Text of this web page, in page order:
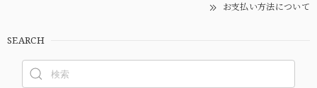
お支払い方法について
SEARCH